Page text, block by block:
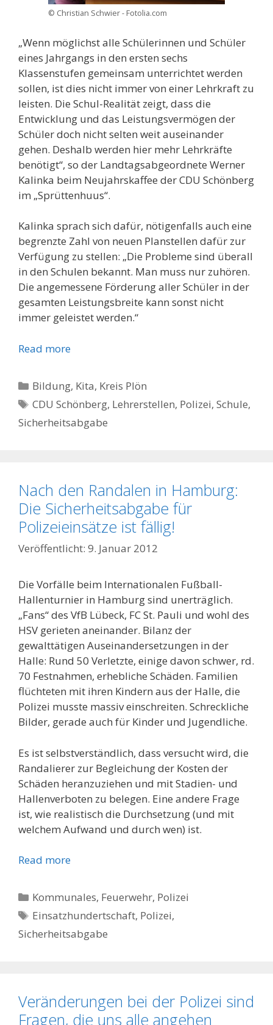
© Christian Schwier - Fotolia.com
„Wenn möglichst alle Schülerinnen und Schüler
eines Jahrgangs in den ersten sechs
Klassenstufen gemeinsam unterrichtet werden
sollen, ist dies nicht immer von einer Lehrkraft zu
leisten. Die Schul-Realität zeigt, dass die
Entwicklung und das Leistungsvermögen der
Schüler doch nicht selten weit auseinander
gehen. Deshalb werden hier mehr Lehrkräfte
benötigt“, so der Landtagsabgeordnete Werner
Kalinka beim Neujahrskaffee der CDU Schönberg
im „Sprüttenhuus“.
Kalinka sprach sich dafür, nötigenfalls auch eine
begrenzte Zahl von neuen Planstellen dafür zur
Verfügung zu stellen: „Die Probleme sind überall
in den Schulen bekannt. Man muss nur zuhören.
Die angemessene Förderung aller Schüler in der
gesamten Leistungsbreite kann sonst nicht
immer geleistet werden.“
Read more
Kategorien
Bildung, Kita, Kreis Plön
Schlagwörter
CDU Schönberg, Lehrerstellen, Polizei,Schule,
Sicherheitsabgabe
Nach den Randalen in Hamburg:
Die Sicherheitsabgabe für
Polizeieinsätze ist fällig!
9. Januar 2012
Die Vorfälle beim Internationalen Fußball-
Hallenturnier in Hamburg sind unerträglich.
„Fans“ des VfB Lübeck, FC St. Pauli und wohl des
HSV gerieten aneinander. Bilanz der
gewalttätigen Auseinandersetzungen in der
Halle: Rund 50 Verletzte, einige davon schwer, rd.
70 Festnahmen, erhebliche Schäden. Familien
flüchteten mit ihren Kindern aus der Halle, die
Polizei musste massiv einschreiten. Schreckliche
Bilder, gerade auch für Kinder und Jugendliche.
Es ist selbstverständlich, dass versucht wird, die
Randalierer zur Begleichung der Kosten der
Schäden heranzuziehen und mit Stadien- und
Hallenverboten zu belegen. Eine andere Frage
ist, wie realistisch die Durchsetzung (und mit
welchem Aufwand und durch wen) ist.
Read more
Kategorien
Kommunales, Feuerwehr, Polizei
Schlagwörter
Einsatzhundertschaft, Polizei,
Sicherheitsabgabe
Veränderungen bei der Polizei sind
Fragen, die uns alle angehen